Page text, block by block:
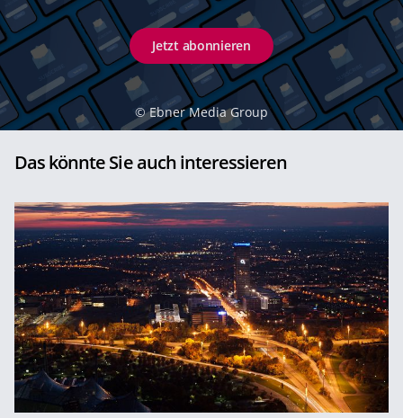
Jetzt abonnieren
© Ebner Media Group
Das könnte Sie auch interessieren